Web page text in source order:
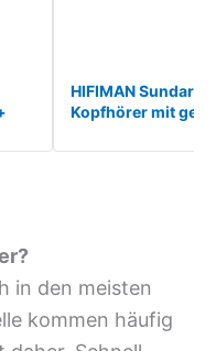
HIFIMAN Sundara
Kopfhörer mit
in den meisten
kommen häufig